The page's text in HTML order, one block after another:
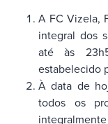
A FC Vizela,
integral dos
até às
estabelecido
À data de
todos os